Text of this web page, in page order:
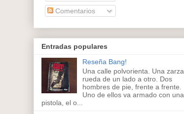
Comentarios
Entradas populares
Reseña Bang!
Una calle polvorienta. Una zarza
rueda de un lado a otro. Dos
hombres de pie, frente a frente.
Uno de ellos va armado con una
pistola, el o...